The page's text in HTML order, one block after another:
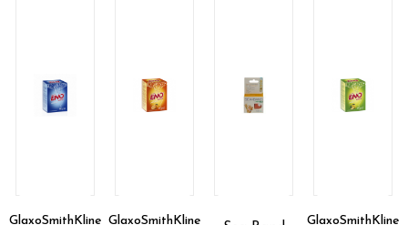
GlaxoSmithKline GlaxoSmithKline GlaxoSmithKline